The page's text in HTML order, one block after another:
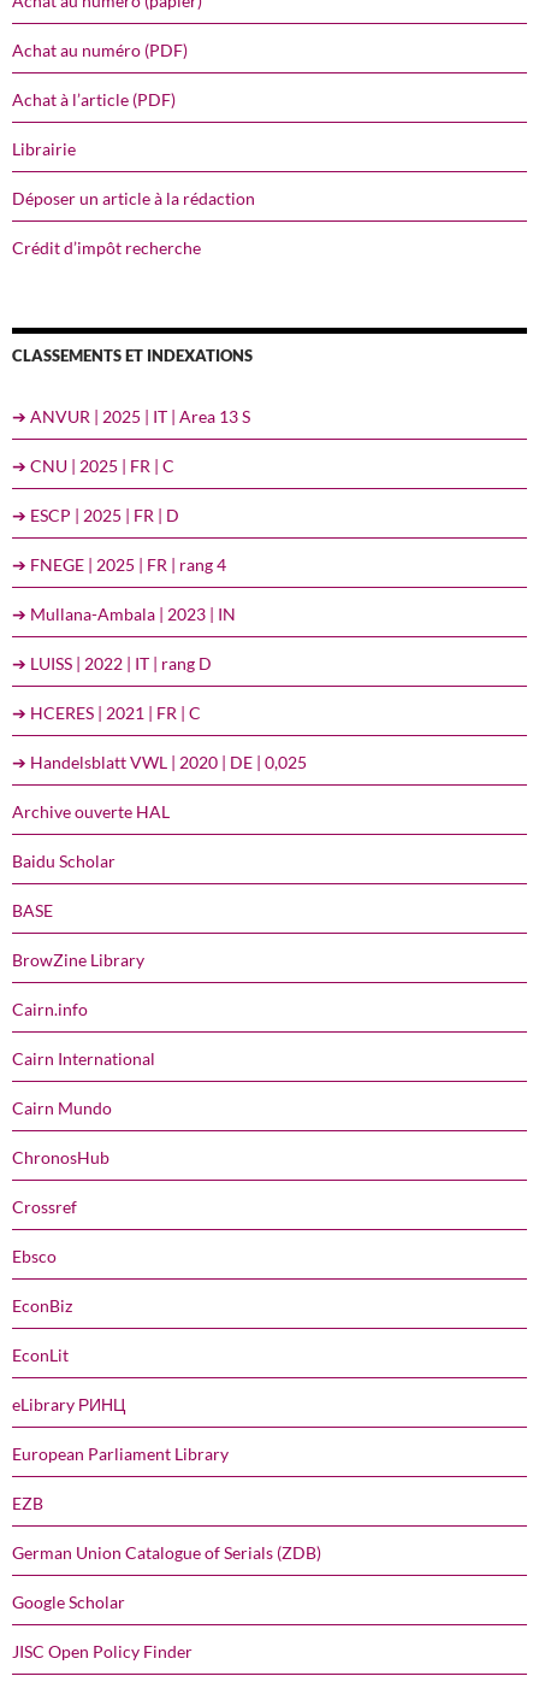
Achat au numéro (PDF)
Achat à l’article (PDF)
Librairie
Déposer un article à la rédaction
Crédit d’impôt recherche
CLASSEMENTS ET INDEXATIONS
➔ ANVUR | 2025 | IT | Area 13 S
➔ CNU | 2025 | FR | C
➔ ESCP | 2025 | FR | D
➔ FNEGE | 2025 | FR | rang 4
➔ Mullana-Ambala | 2023 | IN
➔ LUISS | 2022 | IT | rang D
➔ HCERES | 2021 | FR | C
➔ Handelsblatt VWL | 2020 | DE | 0,025
Archive ouverte HAL
Baidu Scholar
BASE
BrowZine Library
Cairn.info
Cairn International
Cairn Mundo
ChronosHub
Crossref
Ebsco
EconBiz
EconLit
eLibrary РИНЦ
European Parliament Library
EZB
German Union Catalogue of Serials (ZDB)
Google Scholar
JISC Open Policy Finder